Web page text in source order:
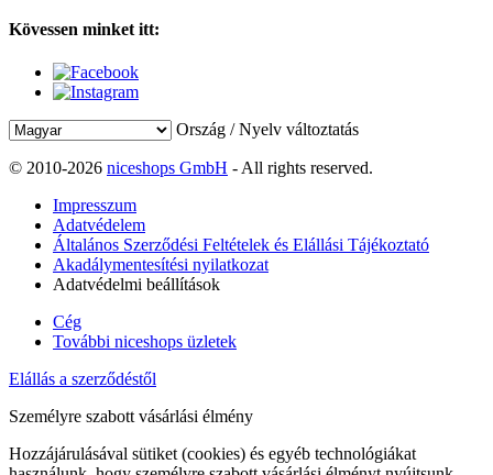
Kövessen minket itt:
Ország / Nyelv változtatás
© 2010-2026 niceshops GmbH - All rights reserved.
Impresszum
Adatvédelem
Általános Szerződési Feltételek és Elállási Tájékoztató
Akadálymentesítési nyilatkozat
Adatvédelmi beállítások
Cég
További niceshops üzletek
Elállás a szerződéstől
Személyre szabott vásárlási élmény
Hozzájárulásával sütiket (cookies) és egyéb technológiákat